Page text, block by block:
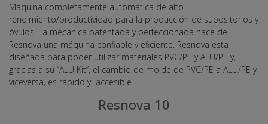
Máquina completamente automática de alto
rendimiento/productividad para la producción de supositorios y
óvulos. La mecánica patentada y perfeccionada hace de
Resnova una máquina confiable y eficiente. Resnova está
diseñada para poder utilizar materiales PVC/PE y ALU/PE y,
gracias a su “ALU Kit”, el cambio de molde de PVC/PE a ALU/PE y
viceversa, es rápido y accesible.
Resnova 10